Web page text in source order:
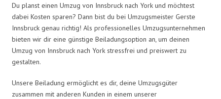
Du planst einen Umzug von Innsbruck nach York und möchtest
dabei Kosten sparen? Dann bist du bei Umzugsmeister Gerste
Innsbruck genau richtig! Als professionelles Umzugsunternehmen
bieten wir dir eine günstige Beiladungsoption an, um deinen
Umzug von Innsbruck nach York stressfrei und preiswert zu
gestalten.
Unsere Beiladung ermöglicht es dir, deine Umzugsgüter
zusammen mit anderen Kunden in einem unserer